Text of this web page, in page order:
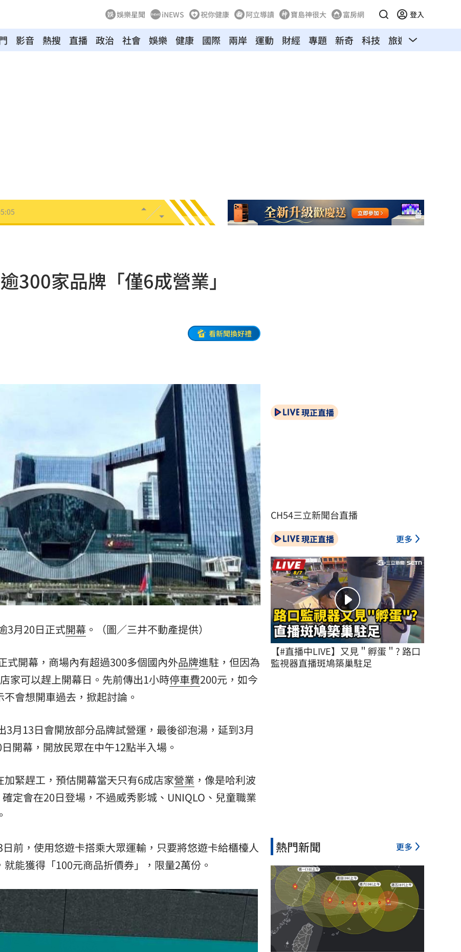
娛樂星聞 iNEWS 祝你健康 阿立導讀 寶島神很大 富房網 登入
影音 熱搜 直播 政治 社會 娛樂 健康 國際 兩岸 運動 財經 專題 新奇 科技 旅遊 汽車
場
04:17
01:17
01:03
形 12:00
！ 10:30
潮 10:00
300家品牌「僅6成營業」
看新聞換好禮
3月20日正式開幕 。（圖／三井不動產提供）
式開幕，商場內有超過300多個國內外品牌進駐，但因為
家可以趕上開幕日。先前傳出1小時停車費200元，如今
會想開車過去，掀起討論。
月13日會開放部分品牌試營運，最後卻泡湯，延到3月
開幕，開放民眾在中午12點半入場。
緊趕工，預估開幕當天只有6成店家營業 ，像是哈利波
定會在20日登場，不過威秀影城、UNIQLO、兒童職業
前，使用悠遊卡搭乘大眾運輸，只要將悠遊卡給櫃檯人
能獲得「100元商品折價券」，限量2萬份。
現正直播
CH54三立新聞台直播
現正直播 更多
【#直播中LIVE】又見＂孵蛋＂? 路口
監視器直播斑鳩築巢駐足
熱門新聞 更多